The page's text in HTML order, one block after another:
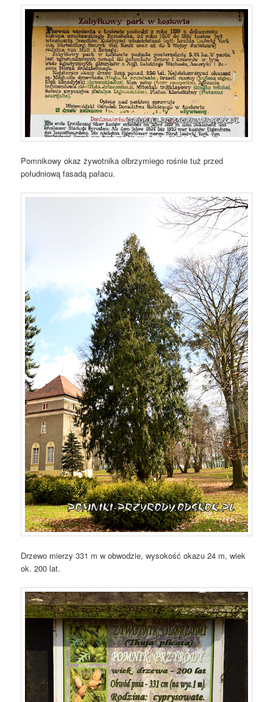
Pomnikowy okaz żywotnika olbrzymiego rośnie tuż przed
południową fasadą pałacu.
Drzewo mierzy 331 m w obwodzie, wysokość okazu 24 m, wiek
ok. 200 lat.